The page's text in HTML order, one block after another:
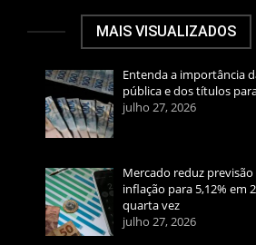
MAIS VISUALIZADOS
Entenda a importância
pública e dos títulos
julho 27, 2026
Mercado reduz previsão
inflação para 5,12% em
quarta vez
julho 27, 2026